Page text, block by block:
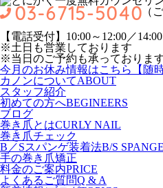
（
【電話受付】10:00～12:00／
※土日も営業しております
※当日のご予約も承っておりま
今月のお休み情報はこちら【随時
カノンについてABOUT
スタッフ紹介
初めての方へBEGINEERS
ブログ
巻き爪とはCURLY NAIL
巻き爪チェック
B／Sスパンゲ装着法B/S SPANGE
手の巻き爪矯正
料金のご案内PRICE
よくあるご質問Q & A